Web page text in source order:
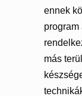
ennek
program
más